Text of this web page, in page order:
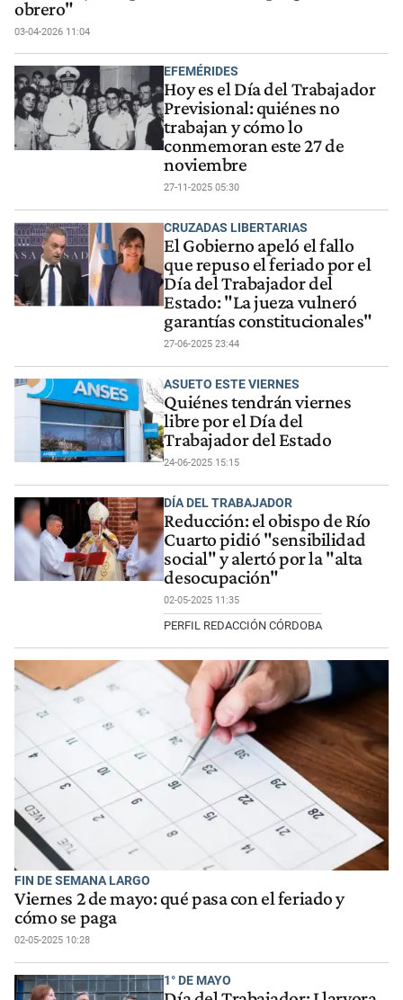
obrero"
03-04-2026 11:04
EFEMÉRIDES
Hoy es el Día del Trabajador
Previsional: quiénes no
trabajan y cómo lo
conmemoran este 27 de
noviembre
27-11-2025 05:30
CRUZADAS LIBERTARIAS
El Gobierno apeló el fallo
que repuso el feriado por el
Día del Trabajador del
Estado: "La jueza vulneró
garantías constitucionales"
27-06-2025 23:44
ASUETO ESTE VIERNES
Quiénes tendrán viernes
libre por el Día del
Trabajador del Estado
24-06-2025 15:15
DÍA DEL TRABAJADOR
Reducción: el obispo de Río
Cuarto pidió "sensibilidad
social" y alertó por la "alta
desocupación"
02-05-2025 11:35
PERFIL REDACCIÓN CÓRDOBA
FIN DE SEMANA LARGO
Viernes 2 de mayo: qué pasa con el feriado y
cómo se paga
02-05-2025 10:28
1° DE MAYO